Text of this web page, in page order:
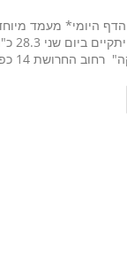
הדף היומי* מעמד
הדף